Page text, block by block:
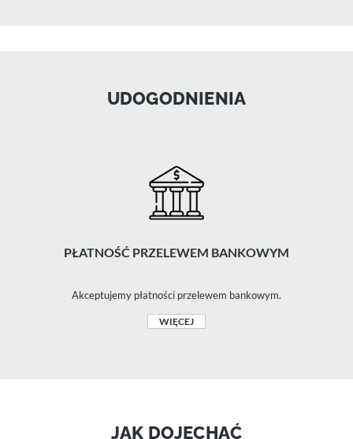
UDOGODNIENIA
PŁATNOŚĆ PRZELEWEM BANKOWYM
Akceptujemy płatności przelewem bankowym.
WIĘCEJ
JAK DOJECHAĆ